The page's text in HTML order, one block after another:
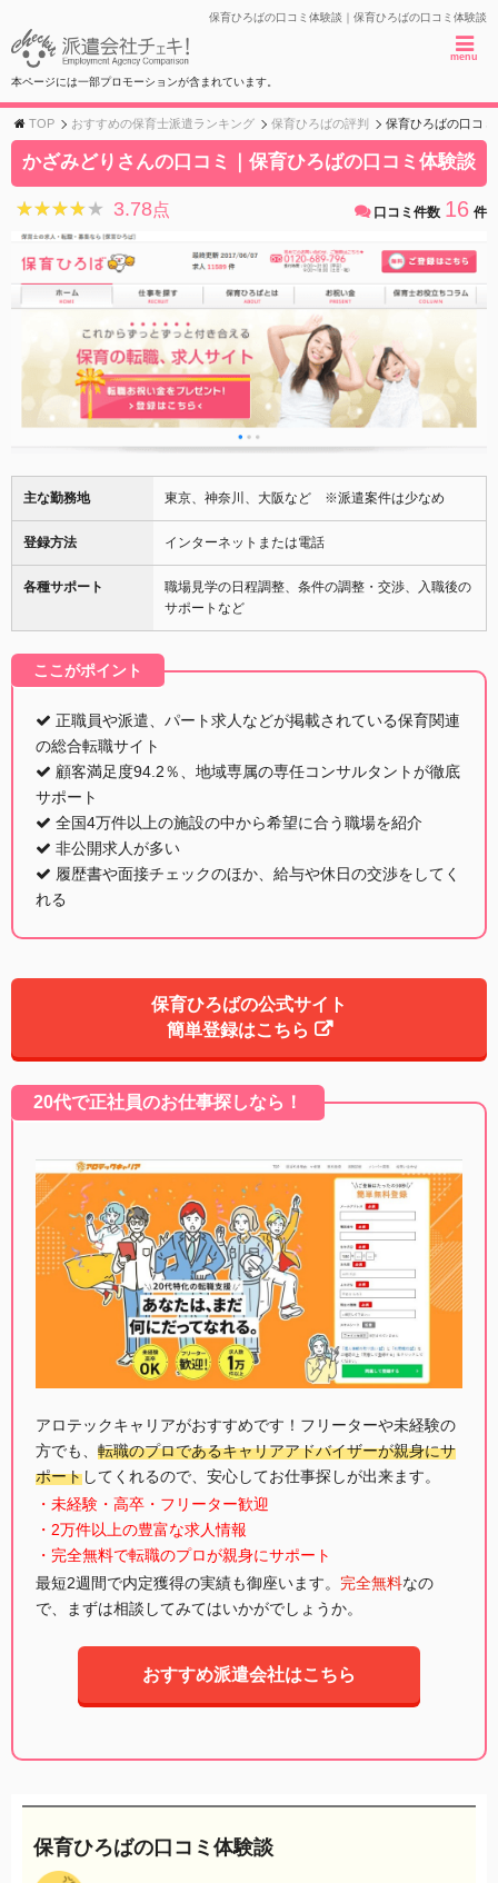
保育ひろばの口コミ体験談｜保育ひろばの口コミ体験談
menu
本ページには一部プロモーションが含まれています。
TOP おすすめの保育士派遣ランキング 保育ひろばの評判 保育ひろばの口コ
かざみどりさんの口コミ｜保育ひろばの口コミ体験談
★★★★★
★★★★★ 3.78点 口コミ件数 16 件
主な勤務地 東京、神奈川、大阪など ※派遣案件は少なめ
登録方法 インターネットまたは電話
各種サポート
職場見学の日程調整、条件の調整・交渉、入職後の
サポートなど
ここがポイント
正職員や派遣、パート求人などが掲載されている保育関連
の総合転職サイト
顧客満足度94.2％、地域専属の専任コンサルタントが徹底
サポート
全国4万件以上の施設の中から希望に合う職場を紹介
非公開求人が多い
履歴書や面接チェックのほか、給与や休日の交渉をしてく
れる
保育ひろばの公式サイト
簡単登録はこちら
20代で正社員のお仕事探しなら！
アロテックキャリアがおすすめです！フリーターや未経験の
方でも、 転職のプロであるキャリアアドバイザーが親身にサ
ポートしてくれるので、安心してお仕事探しが出来ます。
・未経験・高卒・フリーター歓迎
・2万件以上の豊富な求人情報
・完全無料で転職のプロが親身にサポート
最短2週間で内定獲得の実績も御座います。 完全無料なの
で、まずは相談してみてはいかがでしょうか。
おすすめ派遣会社はこちら
保育ひろばの口コミ体験談